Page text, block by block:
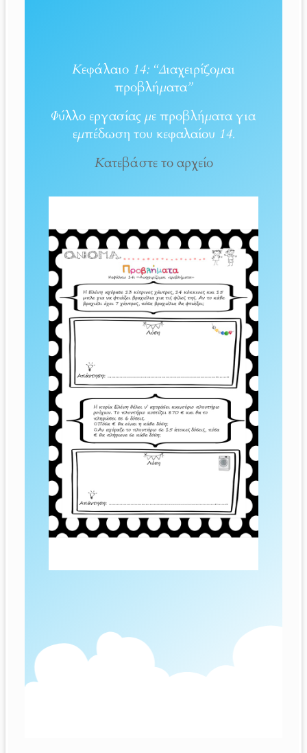
Κεφάλαιο 14: “Διαχειρίζομαι
προβλήματα”
Φύλλο εργασίας με προβλήματα για
εμπέδωση του κεφαλαίου 14.
Κατεβάστε το αρχείο